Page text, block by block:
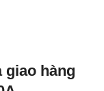
giao hàng